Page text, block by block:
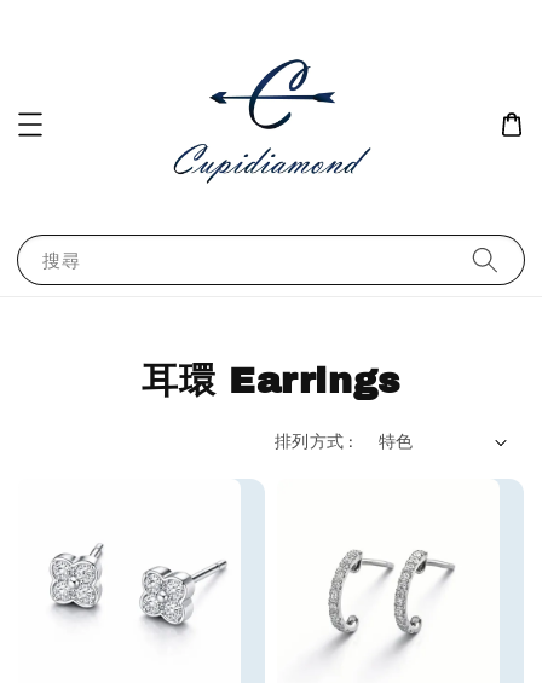
搜尋
耳環 Earrings
排列方式 :